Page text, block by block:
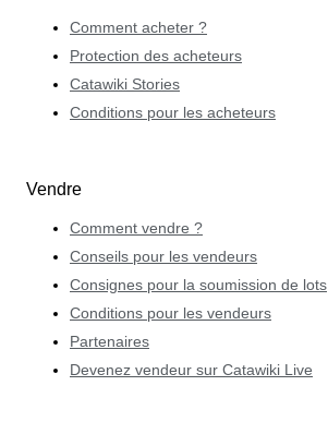
Comment acheter ?
Protection des acheteurs
Catawiki Stories
Conditions pour les acheteurs
Vendre
Comment vendre ?
Conseils pour les vendeurs
Consignes pour la soumission de lots
Conditions pour les vendeurs
Partenaires
Devenez vendeur sur Catawiki Live